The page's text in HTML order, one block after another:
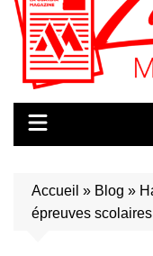
Accueil » Blog »
épreuves